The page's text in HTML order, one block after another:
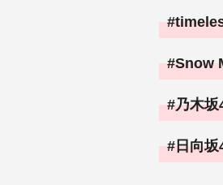
Snow
乃木坂
日向坂